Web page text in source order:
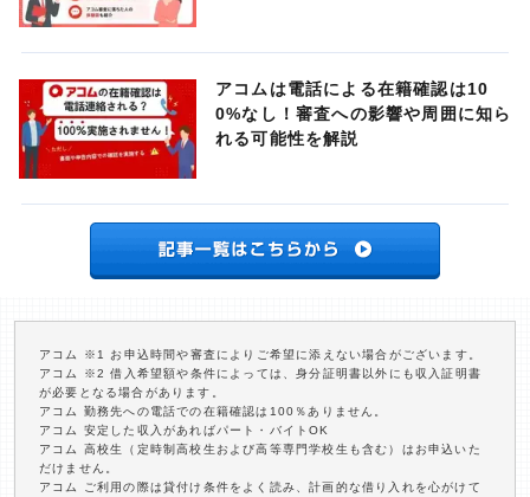
アコムは電話による在籍確認は10
0%なし！審査への影響や周囲に知ら
れる可能性を解説
アコム ※1 お申込時間や審査によりご希望に添えない場合がございます。
アコム ※2 借入希望額や条件によっては、身分証明書以外にも収入証明書
が必要となる場合があります。
アコム 勤務先への電話での在籍確認は100％ありません。
アコム 安定した収入があればパート・バイトOK
アコム 高校生（定時制高校生および高等専門学校生も含む）はお申込いた
だけません。
アコム ご利用の際は貸付け条件をよく読み、計画的な借り入れを心がけて